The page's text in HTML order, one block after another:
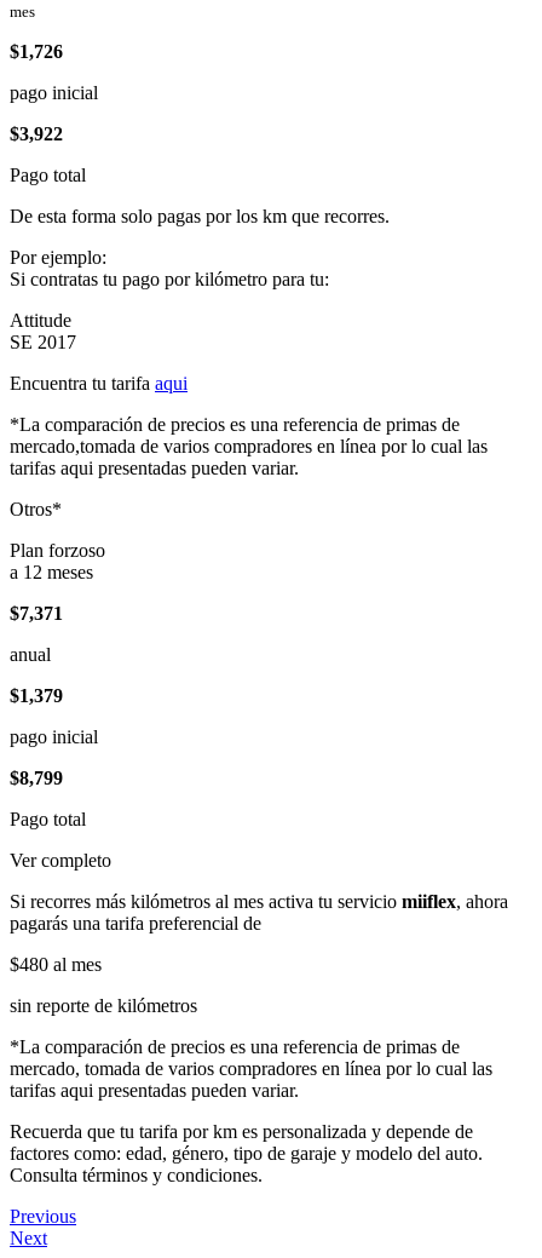
mes
$1,726
pago inicial
$3,922
Pago total
De esta forma solo pagas por los km que recorres.
Por ejemplo:
Si contratas tu pago por kilómetro para tu:
Attitude
SE 2017
Encuentra tu tarifa aqui
*La comparación de precios es una referencia de primas de
mercado,tomada de varios compradores en línea por lo cual las
tarifas aqui presentadas pueden variar.
Otros*
Plan forzoso
a 12 meses
$7,371
anual
$1,379
pago inicial
$8,799
Pago total
Ver completo
Si recorres más kilómetros al mes activa tu servicio miiflex, ahora
pagarás una tarifa preferencial de
$480 al mes
sin reporte de kilómetros
*La comparación de precios es una referencia de primas de
mercado, tomada de varios compradores en línea por lo cual las
tarifas aqui presentadas pueden variar.
Recuerda que tu tarifa por km es personalizada y depende de
factores como: edad, género, tipo de garaje y modelo del auto.
Consulta términos y condiciones.
Previous
Next